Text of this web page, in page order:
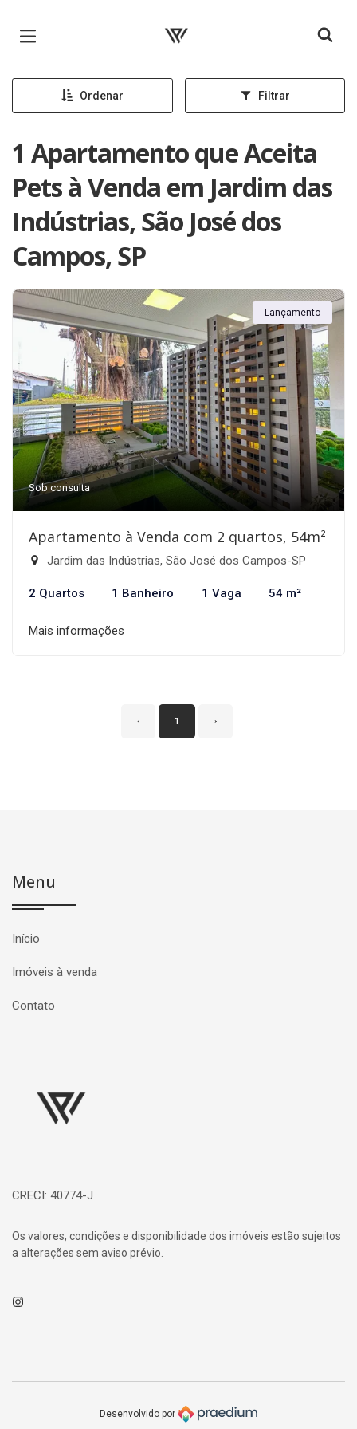
Página inicial
Ordenar Filtrar
1 Apartamento que Aceita
Pets à Venda em Jardim das
Indústrias, São José dos
Campos, SP
Lançamento
Sob consulta
Apartamento à Venda com 2 quartos, 54m²
Jardim das Indústrias, São José dos Campos-SP
2 Quartos 1 Banheiro 1 Vaga 54 m²
Mais informações
‹ 1 ›
Menu
Início
Imóveis à venda
Contato
CRECI: 40774-J
Os valores, condições e disponibilidade dos imóveis estão sujeitos
a alterações sem aviso prévio.
Instagram
Desenvolvido por